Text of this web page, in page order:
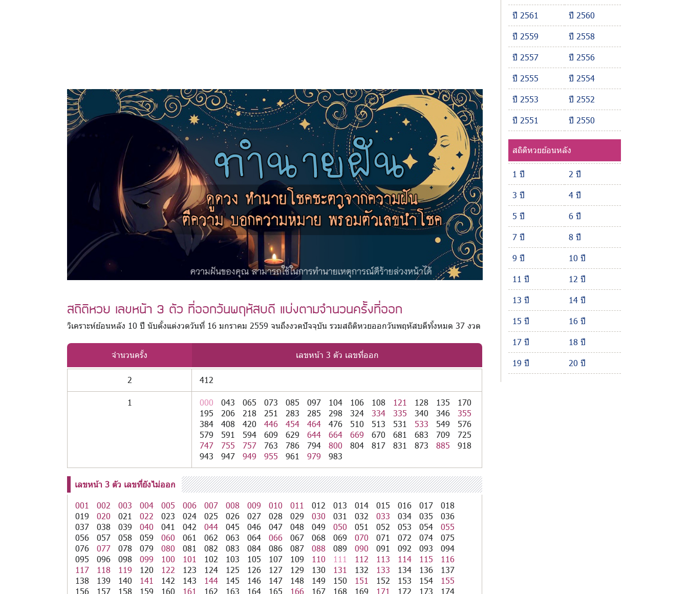
สถิติหวย เลขหน้า 3 ตัว ที่ออกวันพฤหัสบดี แบ่งตามจำนวนครั้งที่ออก
วิเคราะห์ย้อนหลัง 10 ปี นับตั้งแต่งวดวันที่ 16 มกราคม 2559 จนถึงงวดปัจจุบัน รวมสถิติหวยออกวันพฤหัสบดีทั้งหมด 37 งวด
จำนวนครั้ง เลขหน้า 3 ตัว เลขที่ออก
2 412
1 000 043 065 073 085 097 104 106 108 121 128 135
170
195
206 218 251 283 285 298 324 334 335 340 346
355
384
408 420 446 454 464 476 510 513 531 533 549
576
579
591 594 609 629 644 664 669 670 681 683 709
725
747
755 757 763 786 794 800 804 817 831 873 885
918
943
947 949 955 961 979 983
เลขหน้า 3 ตัว เลขที่ยังไม่ออก
001
002 003 004 005 006 007 008 009 010 011 012 013 014 015 016 017
018
019
020 021 022 023 024 025 026 027 028 029 030 031 032 033 034 035
036
037
038 039 040 041 042 044 045 046 047 048 049 050 051 052 053 054
055
056
057 058 059 060 061 062 063 064 066 067 068 069 070 071 072 074
075
076
077 078 079 080 081 082 083 084 086 087 088 089 090 091 092 093
094
095
096 098 099 100 101 102 103 105 107 109 110 111 112 113 114 115
116
117
118 119 120 122 123 124 125 126 127 129 130 131 132 133 134 136
137
138
139 140 141 142 143 144 145 146 147 148 149 150 151 152 153 154
155
156
157 158 159 160 161 162 163 164 165 166 167 168 169 171 172 173 174
ปี 2561
ปี 2560
ปี 2559
ปี 2558
ปี 2557
ปี 2556
ปี 2555
ปี 2554
ปี 2553
ปี 2552
ปี 2551
ปี 2550
สถิติหวยย้อนหลัง
1 ปี
2 ปี
3 ปี
4 ปี
5 ปี
6 ปี
7 ปี
8 ปี
9 ปี
10 ปี
11 ปี
12 ปี
13 ปี
14 ปี
15 ปี
16 ปี
17 ปี
18 ปี
19 ปี
20 ปี